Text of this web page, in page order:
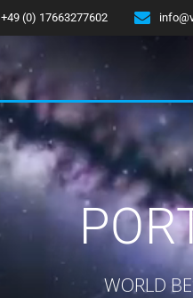
+49 (0) 17663277602
WORLD